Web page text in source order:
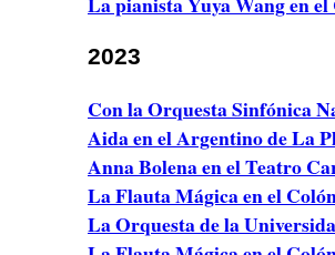
2023
Con la Orquesta Sinfónica
Aida en el Argentino de La
Anna Bolena en el Teatro
La Flauta Mágica en el
La Orquesta de la